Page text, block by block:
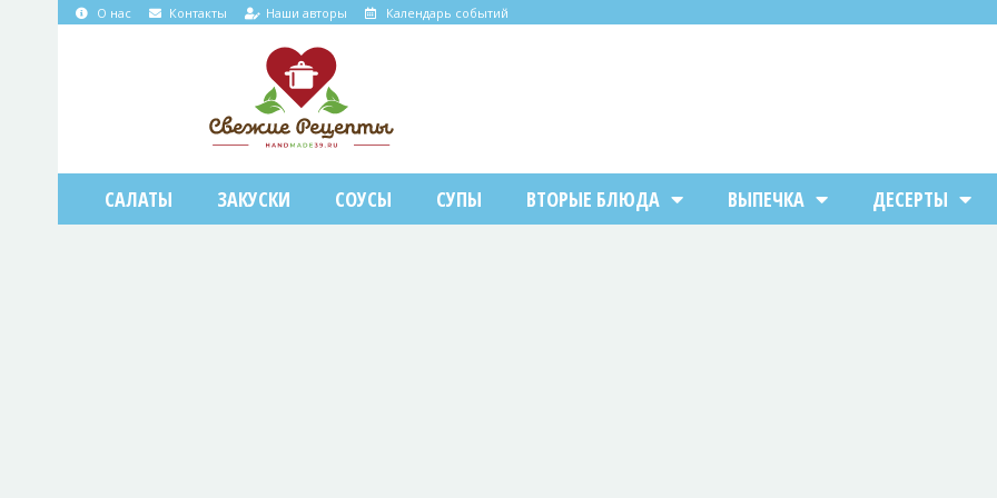
О нас Контакты Наши авторы Календарь событий
САЛАТЫ ЗАКУСКИ СОУСЫ СУПЫ ВТОРЫЕ БЛЮДА ВЫПЕЧКА ДЕСЕРТЫ